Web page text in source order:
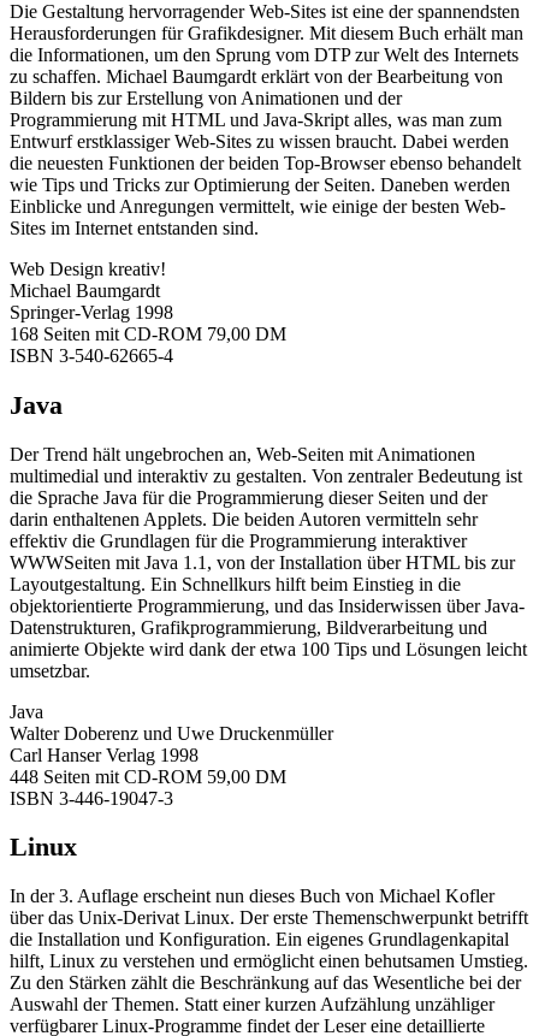
Die Gestaltung hervorragender Web-Sites ist eine der spannendsten
Herausforderungen für Grafikdesigner. Mit diesem Buch erhält man
die Informationen, um den Sprung vom DTP zur Welt des Internets
zu schaffen. Michael Baumgardt erklärt von der Bearbeitung von
Bildern bis zur Erstellung von Animationen und der
Programmierung mit HTML und Java-Skript alles, was man zum
Entwurf erstklassiger Web-Sites zu wissen braucht. Dabei werden
die neuesten Funktionen der beiden Top-Browser ebenso behandelt
wie Tips und Tricks zur Optimierung der Seiten. Daneben werden
Einblicke und Anregungen vermittelt, wie einige der besten Web-
Sites im Internet entstanden sind.
Web Design kreativ!
Michael Baumgardt
Springer-Verlag 1998
168 Seiten mit CD-ROM 79,00 DM
ISBN 3-540-62665-4
Java
Der Trend hält ungebrochen an, Web-Seiten mit Animationen
multimedial und interaktiv zu gestalten. Von zentraler Bedeutung ist
die Sprache Java für die Programmierung dieser Seiten und der
darin enthaltenen Applets. Die beiden Autoren vermitteln sehr
effektiv die Grundlagen für die Programmierung interaktiver
WWWSeiten mit Java 1.1, von der Installation über HTML bis zur
Layoutgestaltung. Ein Schnellkurs hilft beim Einstieg in die
objektorientierte Programmierung, und das Insiderwissen über Java-
Datenstrukturen, Grafikprogrammierung, Bildverarbeitung und
animierte Objekte wird dank der etwa 100 Tips und Lösungen leicht
umsetzbar.
Java
Walter Doberenz und Uwe Druckenmüller
Carl Hanser Verlag 1998
448 Seiten mit CD-ROM 59,00 DM
ISBN 3-446-19047-3
Linux
In der 3. Auflage erscheint nun dieses Buch von Michael Kofler
über das Unix-Derivat Linux. Der erste Themenschwerpunkt betrifft
die Installation und Konfiguration. Ein eigenes Grundlagenkapital
hilft, Linux zu verstehen und ermöglicht einen behutsamen Umstieg.
Zu den Stärken zählt die Beschränkung auf das Wesentliche bei der
Auswahl der Themen. Statt einer kurzen Aufzählung unzähliger
verfügbarer Linux-Programme findet der Leser eine detaillierte